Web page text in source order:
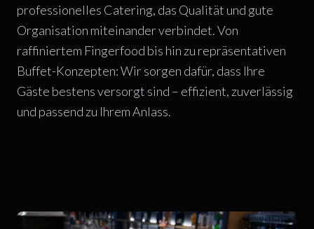
professionelles Catering, das Qualität und gute
Organisation miteinander verbindet. Von
raffiniertem Fingerfood bis hin zu repräsentativen
Buffet-Konzepten: Wir sorgen dafür, dass Ihre
Gäste bestens versorgt sind – effizient, zuverlässig
und passend zu Ihrem Anlass.